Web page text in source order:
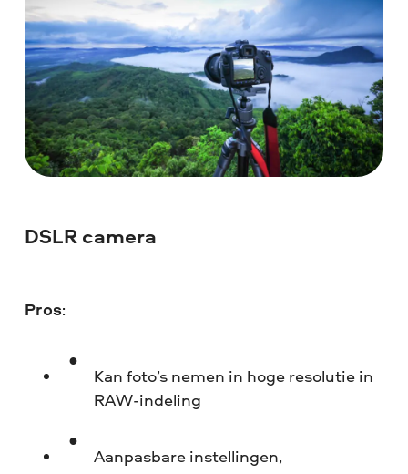
DSLR camera
Pros:
Kan foto’s nemen in hoge resolutie in
RAW-indeling
Aanpasbare instellingen,